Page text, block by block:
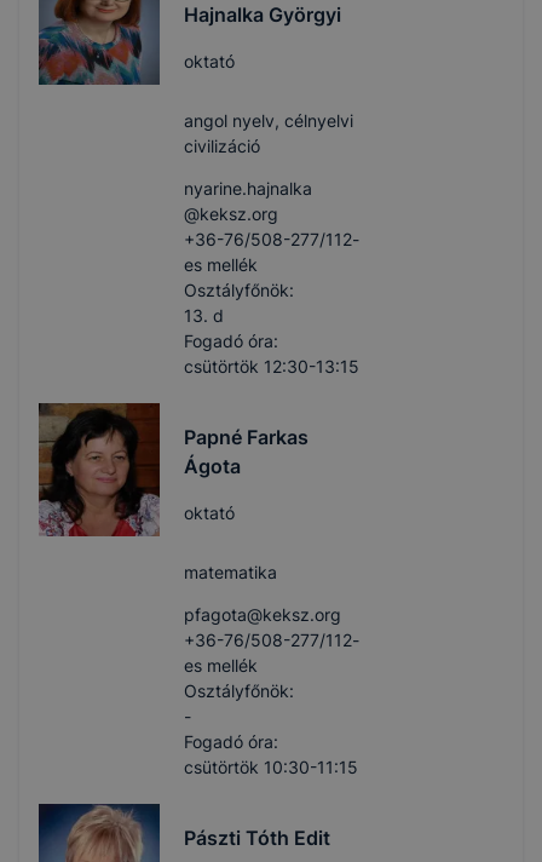
Hajnalka Györgyi
oktató
angol nyelv, célnyelvi
civilizáció
nyarine.hajnalka​
@keksz.org
+36-76/508-277/112-
es mellék
Osztályfőnök:
13. d
Fogadó óra:
csütörtök 12:30-13:15
Papné Farkas
Ágota
oktató
matematika
pfagota​@keksz.org
+36-76/508-277/112-
es mellék
Osztályfőnök:
-
Fogadó óra:
csütörtök 10:30-11:15
Pászti Tóth Edit